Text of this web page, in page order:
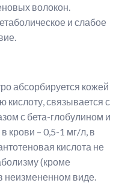
волокон.
и слабое
абсорбируется кожей
кислоту, связывается с
с бета-глобулином и
крови – 0,5-1 мг/л, в
кислота не
(кроме
неизмененном виде.